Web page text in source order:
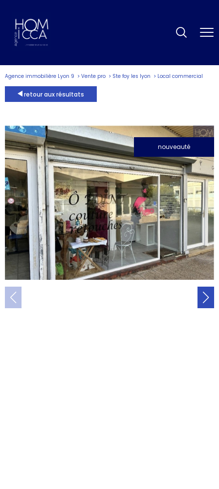
Agence immobilière Lyon 9 Vente pro Ste foy les lyon Local commercial
retour aux résultats
nouveauté